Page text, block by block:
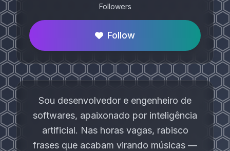
Followers
Follow
Sou desenvolvedor e engenheiro de
softwares, apaixonado por inteligência
artificial. Nas horas vagas, rabisco
frases que acabam virando músicas —